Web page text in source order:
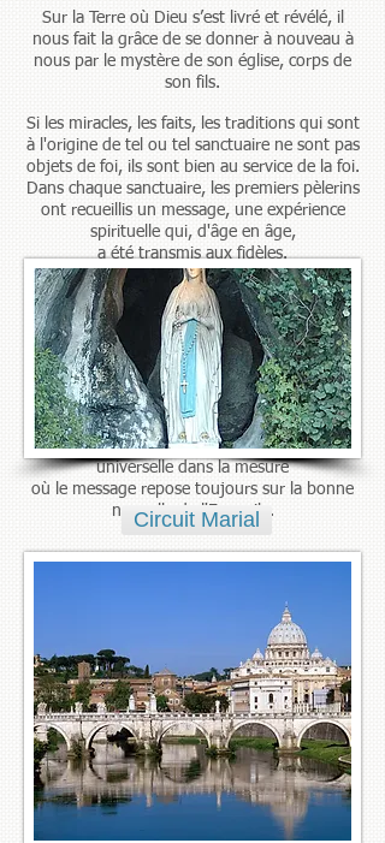
Sur la Terre où Dieu s’est livré et révélé, il
nous fait la grâce de se donner à nouveau à
nous par le mystère de son église, corps de
son fils.
Si les miracles, les faits, les traditions qui sont
à l'origine de tel ou tel sanctuaire ne sont pas
objets de foi, ils sont bien au service de la foi.
Dans chaque sanctuaire, les premiers pèlerins
ont recueillis un message, une expérience
spirituelle qui, d'âge en âge,
a été transmis aux fidèles.
Ces lieux sont donc témoins d'une tradition
de prière, d'une histoire. On y trouve aussi les
témoignages de reconnaissance
pour les grâces reçues (ex-voto). Tout
nouveau pèlerin entre dans la procession de
ceux qui l'ont précédé.
L'expérience spirituelle que vit chaque pèlerin
dans un sanctuaire a une dimension
universelle dans la mesure
où le message repose toujours sur la bonne
nouvelle de l'Evangile.
Circuit Marial